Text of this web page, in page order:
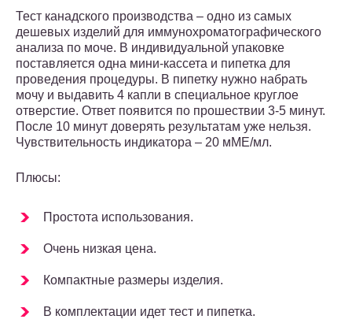
Тест канадского производства – одно из самых
дешевых изделий для иммунохроматографического
анализа по моче. В индивидуальной упаковке
поставляется одна мини-кассета и пипетка для
проведения процедуры. В пипетку нужно набрать
мочу и выдавить 4 капли в специальное круглое
отверстие. Ответ появится по прошествии 3-5 минут.
После 10 минут доверять результатам уже нельзя.
Чувствительность индикатора – 20 мМЕ/мл.
Плюсы:
Простота использования.
Очень низкая цена.
Компактные размеры изделия.
В комплектации идет тест и пипетка.